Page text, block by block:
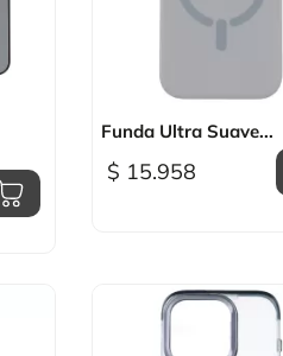
Vista rápida
Funda Ultra Suave...
$ 15.958